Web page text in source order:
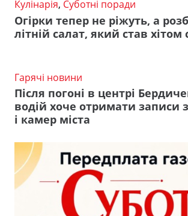
Кулінарія, Суботні поради
Огірки тепер не ріжуть, а
літній салат, який став
Гарячі новини
Після погоні в центрі
водій хоче отримати записи
і камер міста